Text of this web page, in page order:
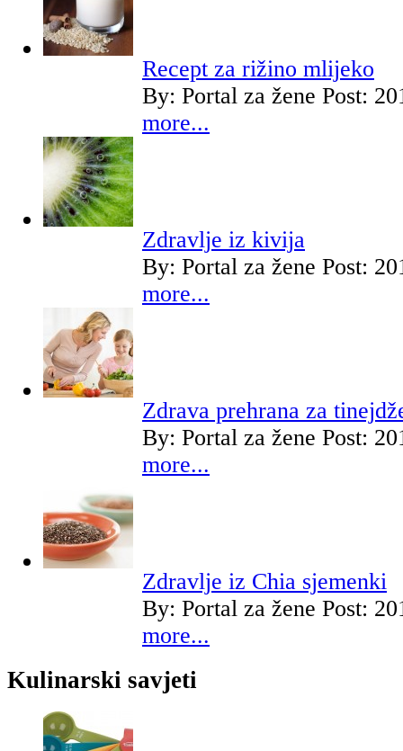
Recept za rižino mlijeko
By: Portal za žene Post:
more...
Zdravlje iz kivija
By: Portal za žene Post:
more...
Zdrava prehrana za
By: Portal za žene Post:
more...
Zdravlje iz Chia sjemenki
By: Portal za žene Post:
more...
Kulinarski savjeti